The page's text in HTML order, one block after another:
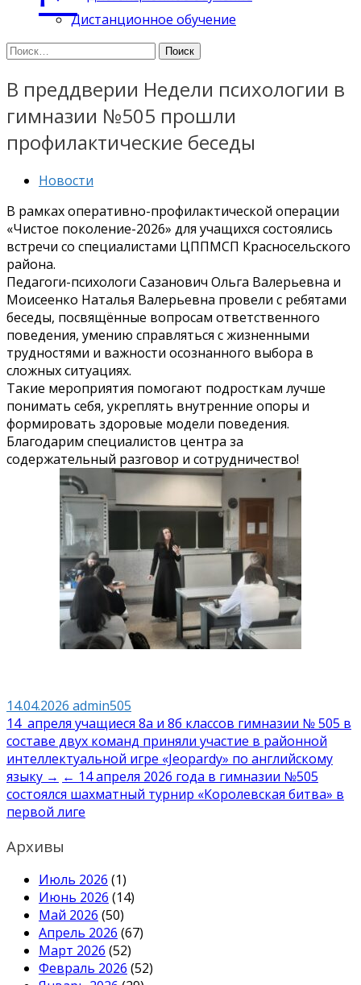
Дистанционное обучение
Найти:
В преддверии Недели психологии в
гимназии №505 прошли
профилактические беседы
Новости
В рамках оперативно-профилактической операции
«Чистое поколение-2026» для учащихся состоялись
встречи со специалистами ЦППМСП Красносельского
района.
Педагоги-психологи Сазанович Ольга Валерьевна и
Моисеенко Наталья Валерьевна провели с ребятами
беседы, посвящённые вопросам ответственного
поведения, умению справляться с жизненными
трудностями и важности осознанного выбора в
сложных ситуациях.
Такие мероприятия помогают подросткам лучше
понимать себя, укреплять внутренние опоры и
формировать здоровые модели поведения.
Благодарим специалистов центра за
содержательный разговор и сотрудничество!
14.04.2026 admin505
Навигация
по
записям
14 апреля учащиеся 8а и 8б классов гимназии № 505 в
составе двух команд приняли участие в районной
интеллектуальной игре «Jeopardy» по английскому
языку → ← 14 апреля 2026 года в гимназии №505
состоялся шахматный турнир «Королевская битва» в
первой лиге
Архивы
Июль 2026 (1)
Июнь 2026 (14)
Май 2026 (50)
Апрель 2026 (67)
Март 2026 (52)
Февраль 2026 (52)